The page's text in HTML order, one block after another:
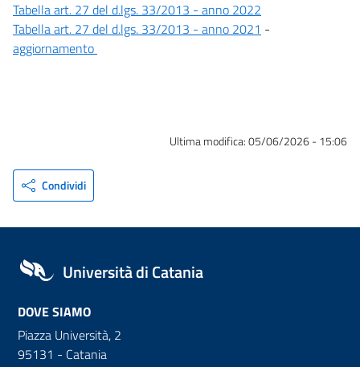
Tabella art. 27 del d.lgs. 33/2013 - anno 2022
Tabella art. 27 del d.lgs. 33/2013 - anno 2021 -
aggiornamento
Ultima modifica:05/06/2026 - 15:06
Condividi
Università di Catania
DOVE SIAMO
Piazza Università, 2
95131 - Catania